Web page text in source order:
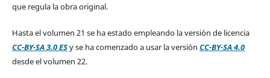
que regula la obra original.
Hasta el volumen 21 se ha estado empleando la versión de licencia
CC-BY-SA 3.0 ESy se ha comenzado a usar la versión CC-BY-SA 4.0
desde el volumen 22.